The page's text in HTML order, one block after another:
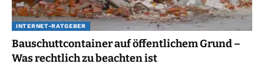
INTERNET-RATGEBER
Bauschuttcontainer auf öffentlichem Grund –
Was rechtlich zu beachten ist